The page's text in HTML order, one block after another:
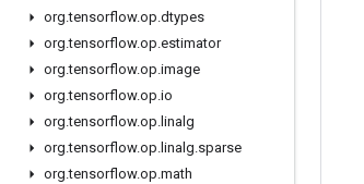
org.tensorflow.op.dtypes
org.tensorflow.op.estimator
org.tensorflow.op.image
org.tensorflow.op.io
org.tensorflow.op. linalg
org.tensorflow.op. linalg.sparse
org.tensorflow.op.math